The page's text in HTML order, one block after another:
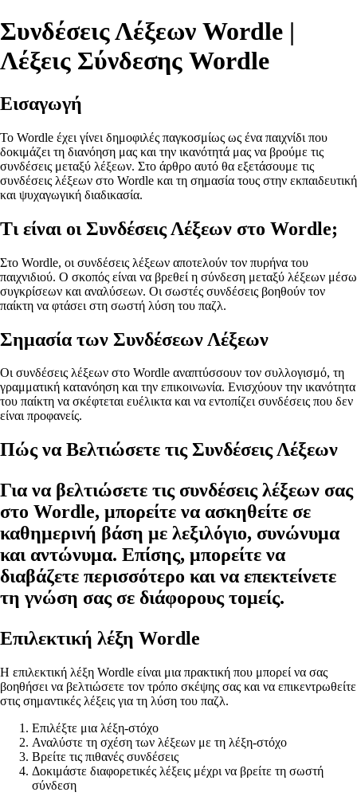
Συνδέσεις Λέξεων Wordle |
Λέξεις Σύνδεσης Wordle
Εισαγωγή
Το Wordle έχει γίνει δημοφιλές παγκοσμίως ως ένα παιχνίδι που
δοκιμάζει τη διανόηση μας και την ικανότητά μας να βρούμε τις
συνδέσεις μεταξύ λέξεων. Στο άρθρο αυτό θα εξετάσουμε τις
συνδέσεις λέξεων στο Wordle και τη σημασία τους στην εκπαιδευτική
και ψυχαγωγική διαδικασία.
Τι είναι οι Συνδέσεις Λέξεων στο Wordle;
Στο Wordle, οι συνδέσεις λέξεων αποτελούν τον πυρήνα του
παιχνιδιού. Ο σκοπός είναι να βρεθεί η σύνδεση μεταξύ λέξεων μέσω
συγκρίσεων και αναλύσεων. Οι σωστές συνδέσεις βοηθούν τον
παίκτη να φτάσει στη σωστή λύση του παζλ.
Σημασία των Συνδέσεων Λέξεων
Οι συνδέσεις λέξεων στο Wordle αναπτύσσουν τον συλλογισμό, τη
γραμματική κατανόηση και την επικοινωνία. Ενισχύουν την ικανότητα
του παίκτη να σκέφτεται ευέλικτα και να εντοπίζει συνδέσεις που δεν
είναι προφανείς.
Πώς να Βελτιώσετε τις Συνδέσεις Λέξεων
Για να βελτιώσετε τις συνδέσεις λέξεων σας
στο Wordle, μπορείτε να ασκηθείτε σε
καθημερινή βάση με λεξιλόγιο, συνώνυμα
και αντώνυμα. Επίσης, μπορείτε να
διαβάζετε περισσότερο και να επεκτείνετε
τη γνώση σας σε διάφορους τομείς.
Επιλεκτική λέξη Wordle
Η επιλεκτική λέξη Wordle είναι μια πρακτική που μπορεί να σας
βοηθήσει να βελτιώσετε τον τρόπο σκέψης σας και να επικεντρωθείτε
στις σημαντικές λέξεις για τη λύση του παζλ.
Επιλέξτε μια λέξη-στόχο
Αναλύστε τη σχέση των λέξεων με τη λέξη-στόχο
Βρείτε τις πιθανές συνδέσεις
Δοκιμάστε διαφορετικές λέξεις μέχρι να βρείτε τη σωστή
σύνδεση